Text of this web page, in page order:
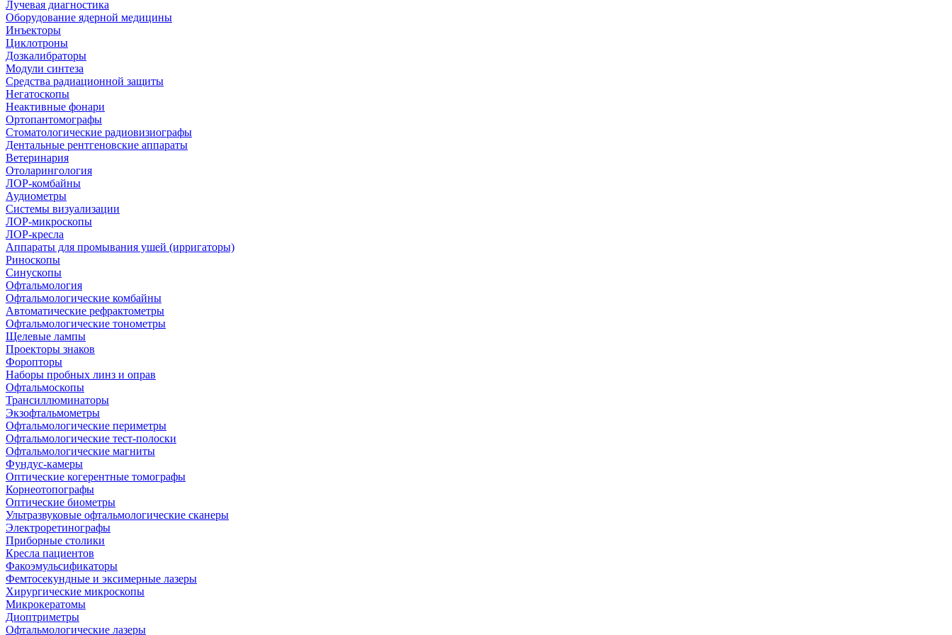
Лучевая диагностика
Оборудование ядерной медицины
Инъекторы
Циклотроны
Дозкалибраторы
Модули синтеза
Средства радиационной защиты
Негатоскопы
Неактивные фонари
Ортопантомографы
Стоматологические радиовизиографы
Дентальные рентгеновские аппараты
Ветеринария
Отоларингология
ЛОР-комбайны
Аудиометры
Системы визуализации
ЛОР-микроскопы
ЛОР-кресла
Аппараты для промывания ушей (ирригаторы)
Риноскопы
Синускопы
Офтальмология
Офтальмологические комбайны
Автоматические рефрактометры
Офтальмологические тонометры
Щелевые лампы
Проекторы знаков
Форопторы
Наборы пробных линз и оправ
Офтальмоскопы
Трансиллюминаторы
Экзофтальмометры
Офтальмологические периметры
Офтальмологические тест-полоски
Офтальмологические магниты
Фундус-камеры
Оптические когерентные томографы
Корнеотопографы
Оптические биометры
Ультразвуковые офтальмологические сканеры
Электроретинографы
Приборные столики
Кресла пациентов
Факоэмульсификаторы
Фемтосекундные и эксимерные лазеры
Хирургические микроскопы
Микрокератомы
Диоптриметры
Офтальмологические лазеры